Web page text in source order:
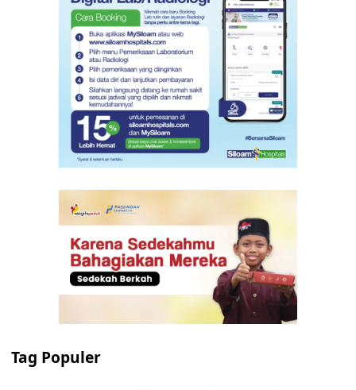
Tag Populer